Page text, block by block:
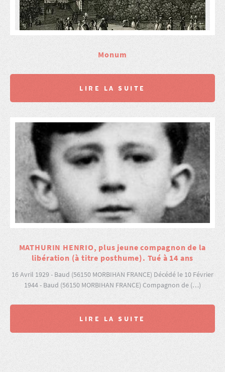
Monum
LIRE LA SUITE
MATHURIN HENRIO, plus jeune compagnon de la
libération (à titre posthume). Tué à 14 ans
16 Avril 1929 - Baud (56150 MORBIHAN FRANCE) Décédé le 10 Février
1944 - Baud (56150 MORBIHAN FRANCE) Compagnon de (…)
LIRE LA SUITE